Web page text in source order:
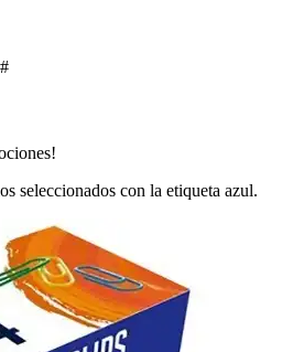
seleccionados con la etiqueta azul.